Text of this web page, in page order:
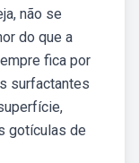
não se
do que a
fica por
surfactantes
gotículas de